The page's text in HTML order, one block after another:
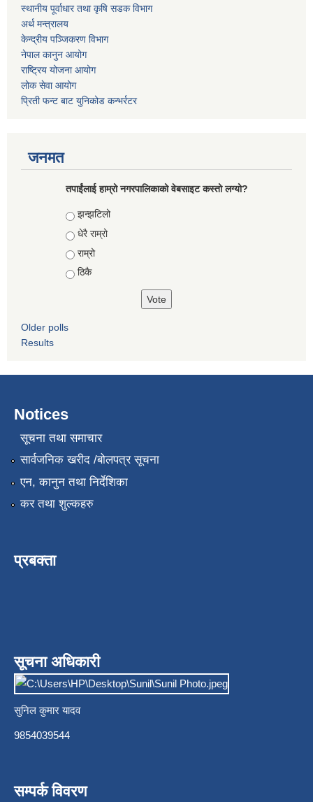
स्थानीय पूर्वाधार तथा कृषि सडक विभाग
अर्थ मन्त्रालय
केन्द्रीय पञ्जिकरण विभाग
नेपाल कानुन आयोग
राष्ट्रिय योजना आयोग
लोक सेवा आयोग
प्रिती फन्ट बाट युनिकोड कन्भर्रटर
जनमत
तपाईंलाई हाम्रो नगरपालिकाको वेबसाइट कस्तो लग्यो?
Choices
झन्झटिलो
धेरै राम्रो
राम्रो
ठिकै
Older polls
Results
Notices
सूचना तथा समाचार
सार्वजनिक खरीद /बोलपत्र सूचना
एन, कानुन तथा निर्देशिका
कर तथा शुल्कहरु
प्रबक्ता
सूचना अधिकारी
सुनिल कुमार यादव
9854039544
सम्पर्क विवरण